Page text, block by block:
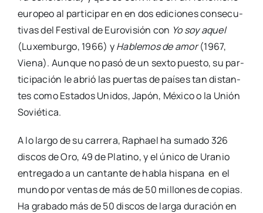
euro­peo al par­ti­ci­par en en dos edi­cio­nes con­se­cu­
ti­vas del Fes­ti­val de Euro­vi­sión con Yo soy aquel
(Luxem­bur­go, 1966) yHable­mos de amor(1967,
Vie­na). Aun­que no pasó de un sex­to pues­to, su par­
ti­ci­pa­ción le abrió las puer­tas de paí­ses tan dis­tan­
tes como Esta­dos Uni­dos, Japón, Méxi­co o la Unión
Sovié­ti­ca.
A lo lar­go de su carre­ra, Raphael ha suma­do 326
dis­cos de Oro, 49 de Pla­tino, y el úni­co de Ura­nio
entre­ga­do a un can­tan­te de habla his­pa­na en el
mun­do por ven­tas de más de 50 millo­nes de copias.
Ha gra­ba­do más de 50 dis­cos de lar­ga dura­ción en